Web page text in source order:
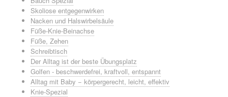
Skoliose entgegenwirken
Nacken und Halswirbelsäule
Füße-Knie-Beinachse
Füße, Zehen
Schreibtisch
Der Alltag ist der beste Übungsplatz
Golfen - beschwerdefrei, kraftvoll, entspannt
Alltag mit Baby − körpergerecht, leicht, effektiv
Knie-Spezial